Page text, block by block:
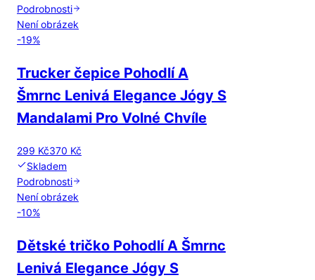
Podrobnosti
Není obrázek
-19%
Trucker čepice Pohodlí A
Šmrnc Lenivá Elegance Jógy S
Mandalami Pro Volné Chvíle
299 Kč370 Kč
Skladem
Podrobnosti
Není obrázek
-10%
Dětské tričko Pohodlí A Šmrnc
Lenivá Elegance Jógy S